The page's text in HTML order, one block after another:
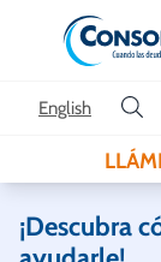
Skip to content
English
¡Descubra